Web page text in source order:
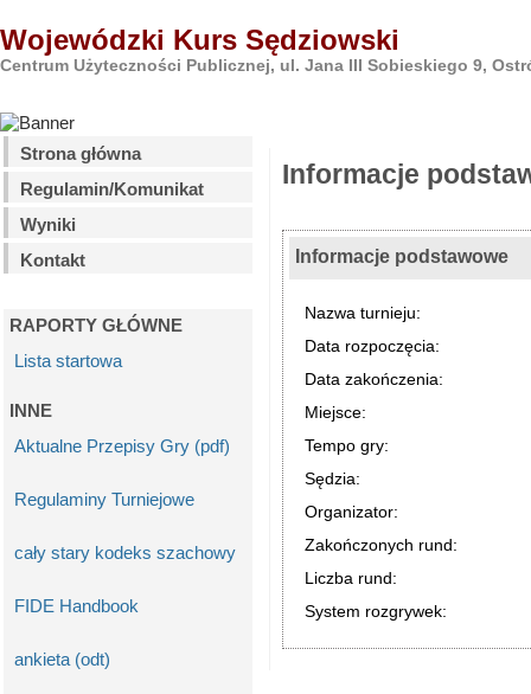
Wojewódzki Kurs Sędziowski
Centrum Użyteczności Publicznej, ul. Jana III Sobieskiego 9,
Strona główna
Regulamin/Komunikat
Wyniki
Kontakt
RAPORTY GŁÓWNE
Lista startowa
INNE
Aktualne Przepisy Gry (pdf)
Regulaminy Turniejowe
cały stary kodeks szachowy
FIDE Handbook
ankieta (odt)
Informacje
Informacje podstawowe
Nazwa turnieju:
Data rozpoczęcia:
Data zakończenia:
Miejsce:
Tempo gry:
Sędzia:
Organizator:
Zakończonych rund:
Liczba rund:
System rozgrywek: